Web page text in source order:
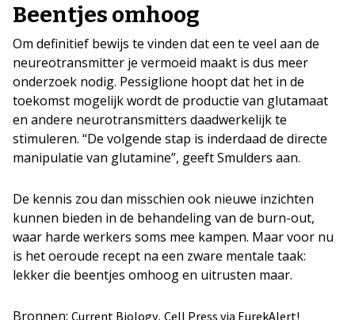
Beentjes omhoog
Om definitief bewijs te vinden dat een te veel aan de
neureotransmitter je vermoeid maakt is dus meer
onderzoek nodig. Pessiglione hoopt dat het in de
toekomst mogelijk wordt de productie van glutamaat
en andere neurotransmitters daadwerkelijk te
stimuleren. “De volgende stap is inderdaad de directe
manipulatie van glutamine”, geeft Smulders aan.
De kennis zou dan misschien ook nieuwe inzichten
kunnen bieden in de behandeling van de burn-out,
waar harde werkers soms mee kampen. Maar voor nu
is het oeroude recept na een zware mentale taak:
lekker die beentjes omhoog en uitrusten maar.
Bronnen: Current Biology, Cell Press via EurekAlert!